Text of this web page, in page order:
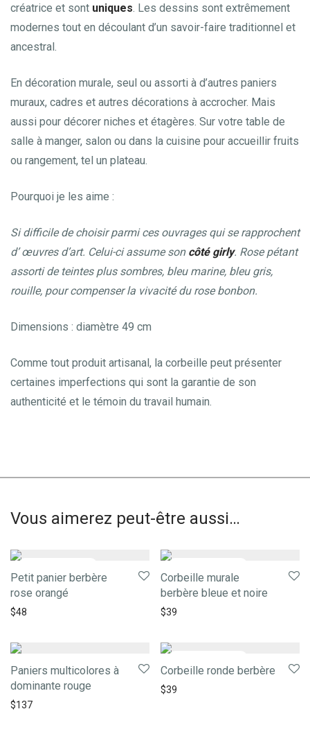
créatrice et sont uniques . Les dessins sont extrêmement
modernes tout en découlant d’un savoir-faire traditionnel et
ancestral.
En décoration murale, seul ou assorti à d’autres paniers
muraux, cadres et autres décorations à accrocher. Mais
aussi pour décorer niches et étagères. Sur votre table de
salle à manger, salon ou dans la cuisine pour accueillir fruits
ou rangement, tel un plateau.
Pourquoi je les aime :
Si difficile de choisir parmi ces ouvrages qui se rapprochent
d’ œuvres d’art. Celui-ci assume son côté girly. Rose pétant
assorti de teintes plus sombres, bleu marine, bleu gris,
rouille, pour compenser la vivacité du rose bonbon.
Dimensions : diamètre 49 cm
Comme tout produit artisanal, la corbeille peut présenter
certaines imperfections qui sont la garantie de son
authenticité et le témoin du travail humain.
Vous aimerez peut-être aussi…
Petit panier berbère
rose orangé
$48
Corbeille murale
berbère bleue et noire
$39
Paniers multicolores à
dominante rouge
$137
Corbeille ronde berbère
$39